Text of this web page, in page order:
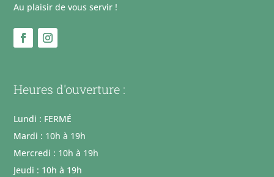
Au plaisir de vous servir !
Heures d'ouverture :
Lundi : FERMÉ
Mardi : 10h à 19h
Mercredi : 10h à 19h
Jeudi : 10h à 19h